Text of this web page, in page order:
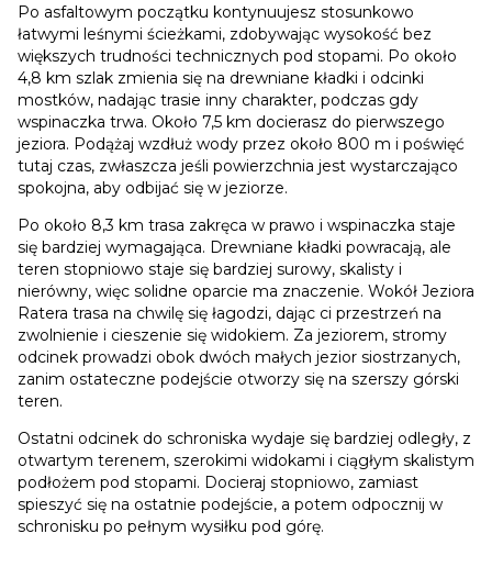
Po asfaltowym początku kontynuujesz stosunkowo
łatwymi leśnymi ścieżkami, zdobywając wysokość bez
większych trudności technicznych pod stopami. Po około
4,8 km szlak zmienia się na drewniane kładki i odcinki
mostków, nadając trasie inny charakter, podczas gdy
wspinaczka trwa. Około 7,5 km docierasz do pierwszego
jeziora. Podążaj wzdłuż wody przez około 800 m i poświęć
tutaj czas, zwłaszcza jeśli powierzchnia jest wystarczająco
spokojna, aby odbijać się w jeziorze.
Po około 8,3 km trasa zakręca w prawo i wspinaczka staje
się bardziej wymagająca. Drewniane kładki powracają, ale
teren stopniowo staje się bardziej surowy, skalisty i
nierówny, więc solidne oparcie ma znaczenie. Wokół Jeziora
Ratera trasa na chwilę się łagodzi, dając ci przestrzeń na
zwolnienie i cieszenie się widokiem. Za jeziorem, stromy
odcinek prowadzi obok dwóch małych jezior siostrzanych,
zanim ostateczne podejście otworzy się na szerszy górski
teren.
Ostatni odcinek do schroniska wydaje się bardziej odległy, z
otwartym terenem, szerokimi widokami i ciągłym skalistym
podłożem pod stopami. Docieraj stopniowo, zamiast
spieszyć się na ostatnie podejście, a potem odpocznij w
schronisku po pełnym wysiłku pod górę.